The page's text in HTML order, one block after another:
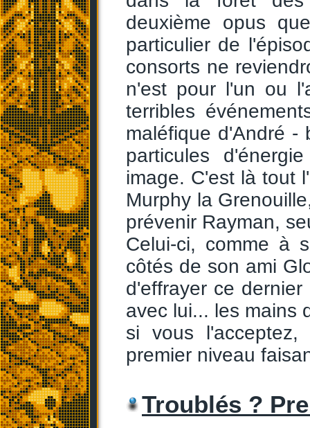
deuxième opus
particulier de
consorts ne
n'est pour l'un ou
terribles
maléfique d'André -
particules
image. C'est là tout
Murphy la
prévenir Rayman,
Celui-ci, comme à
côtés de son ami
d'effrayer ce
avec lui... les mains
si vous
premier niveau
Troublés ?